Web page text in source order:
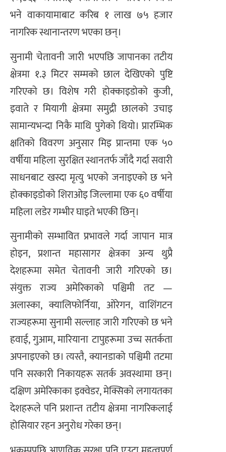
भने वाकायामाबाट करिब १ लाख ७५ हजार
नागरिक स्थानान्तरण भएका छन्।
सुनामी चेतावनी जारी भएपछि जापानका तटीय
क्षेत्रमा १.३ मिटर सम्मको छाल देखिएको पुष्टि
गरिएको छ। विशेष गरी होक्काइडोको कुजी,
इवाते र मियागी क्षेत्रमा समुद्री छालको उचाइ
सामान्यभन्दा निकै माथि पुगेको थियो। प्रारम्भिक
क्षतिको विवरण अनुसार मिइ प्रान्तमा एक ५०
वर्षीया महिला सुरक्षित स्थानतर्फ जाँदै गर्दा सवारी
साधनबाट खस्दा मृत्यु भएको जनाइएको छ भने
होक्काइडोको शिराओइ जिल्लामा एक ६० वर्षीया
महिला लडेर गम्भीर घाइते भएकी छिन्।
सुनामीको सम्भावित प्रभावले गर्दा जापान मात्र
होइन, प्रशान्त महासागर क्षेत्रका अन्य थुप्रै
देशहरूमा समेत चेतावनी जारी गरिएको छ।
संयुक्त राज्य अमेरिकाको पश्चिमी तट —
अलास्का, क्यालिफोर्निया, ओरेगन, वाशिंगटन
राज्यहरूमा सुनामी सल्लाह जारी गरिएको छ भने
हवाई, गुआम, मारियाना टापुहरूमा उच्च सतर्कता
अपनाइएको छ। त्यस्तै, क्यानडाको पश्चिमी तटमा
पनि सरकारी निकायहरू सतर्क अवस्थामा छन्।
दक्षिण अमेरिकाका इक्वेडर, मेक्सिको लगायतका
देशहरूले पनि प्रशान्त तटीय क्षेत्रमा नागरिकलाई
होसियार रहन अनुरोध गरेका छन्।